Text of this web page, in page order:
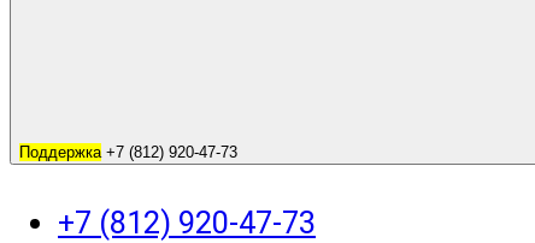
Поддержка +7 (812) 920-47-73
+7 (812) 920-47-73